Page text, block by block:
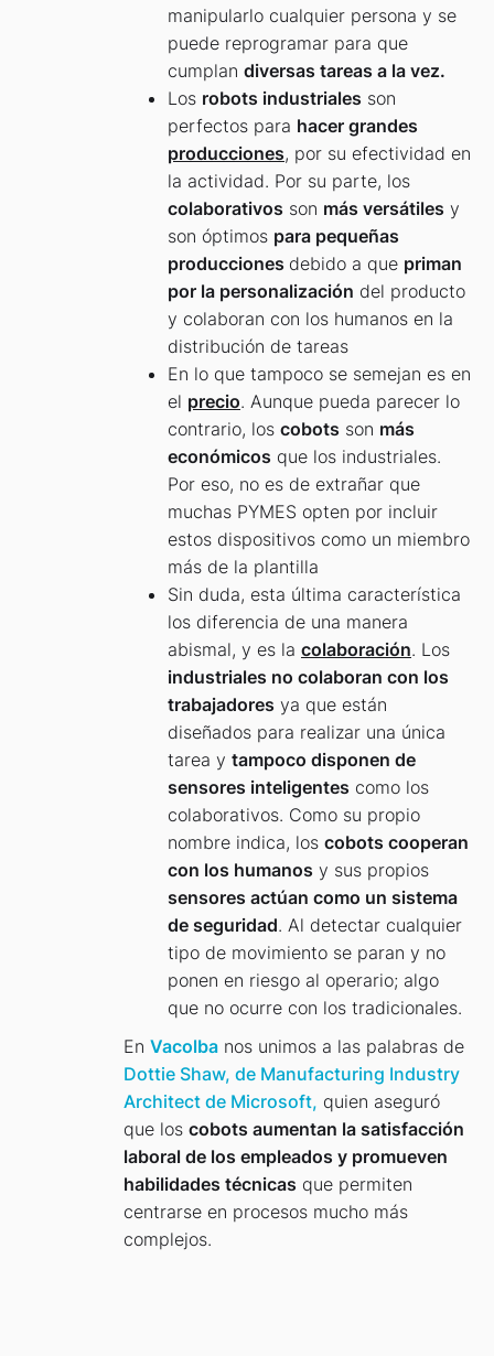
manipularlo cualquier persona y se
puede reprogramar para que
cumplan diversas tareas a la vez.
Los robots industriales son
perfectos para hacer grandes
producciones, por su efectividad en
la actividad. Por su parte, los
colaborativos son más versátiles y
son óptimos para pequeñas
producciones debido a que priman
por la personalización del producto
y colaboran con los humanos en la
distribución de tareas
En lo que tampoco se semejan es en
el precio. Aunque pueda parecer lo
contrario, los cobots son más
económicos que los industriales.
Por eso, no es de extrañar que
muchas PYMES opten por incluir
estos dispositivos como un miembro
más de la plantilla
Sin duda, esta última característica
los diferencia de una manera
abismal, y es la colaboración. Los
industriales no colaboran con los
trabajadores ya que están
diseñados para realizar una única
tarea y tampoco disponen de
sensores inteligentes como los
colaborativos. Como su propio
nombre indica, los cobots cooperan
con los humanos y sus propios
sensores actúan como un sistema
de seguridad. Al detectar cualquier
tipo de movimiento se paran y no
ponen en riesgo al operario; algo
que no ocurre con los tradicionales.
En Vacolba nos unimos a las palabras de
Dottie Shaw, de Manufacturing Industry
Architect de Microsoft, quien aseguró
que los cobots aumentan la satisfacción
laboral de los empleados y promueven
habilidades técnicas que permiten
centrarse en procesos mucho más
complejos.